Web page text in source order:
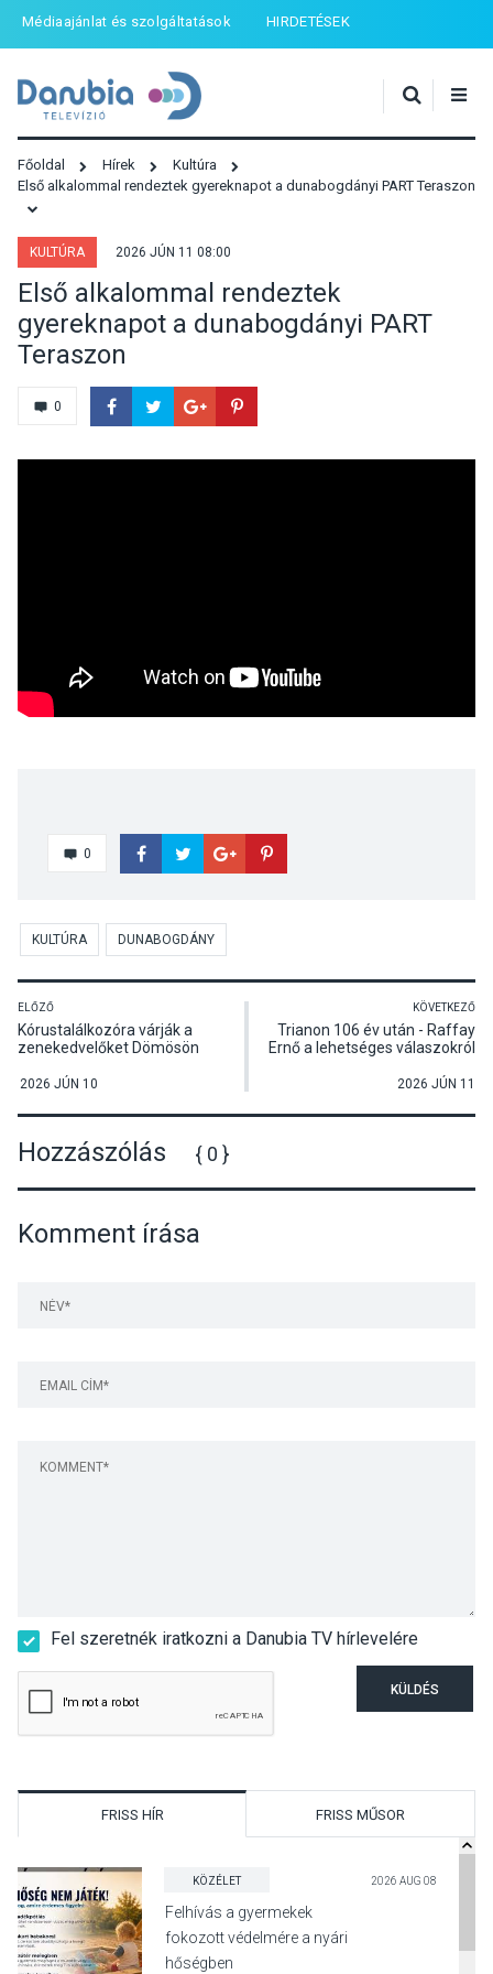
Médiaajánlat és szolgáltatások HIRDETÉSEK
Főoldal Hírek
Kultúra
Első alkalommal rendeztek gyereknapot a dunabogdányi PART Teraszon
KULTÚRA 2026 JÚN 11 08:00
Első alkalommal rendeztek
gyereknapot a dunabogdányi PART
Teraszon
0
0
KULTÚRA DUNABOGDÁNY
ELŐZŐ
Kórustalálkozóra várják a
zenekedvelőket Dömösön
2026 JÚN 10
KÖVETKEZŐ
Trianon 106 év után - Raffay
Ernő a lehetséges válaszokról
2026 JÚN 11
Hozzászólás { 0 }
Komment írása
Fel szeretnék iratkozni a Danubia TV hírlevelére
KÜLDÉS
FRISS HÍR FRISS MŰSOR
KÖZÉLET 2026 AUG 08
Felhívás a gyermekek
fokozott védelmére a nyári
hőségben